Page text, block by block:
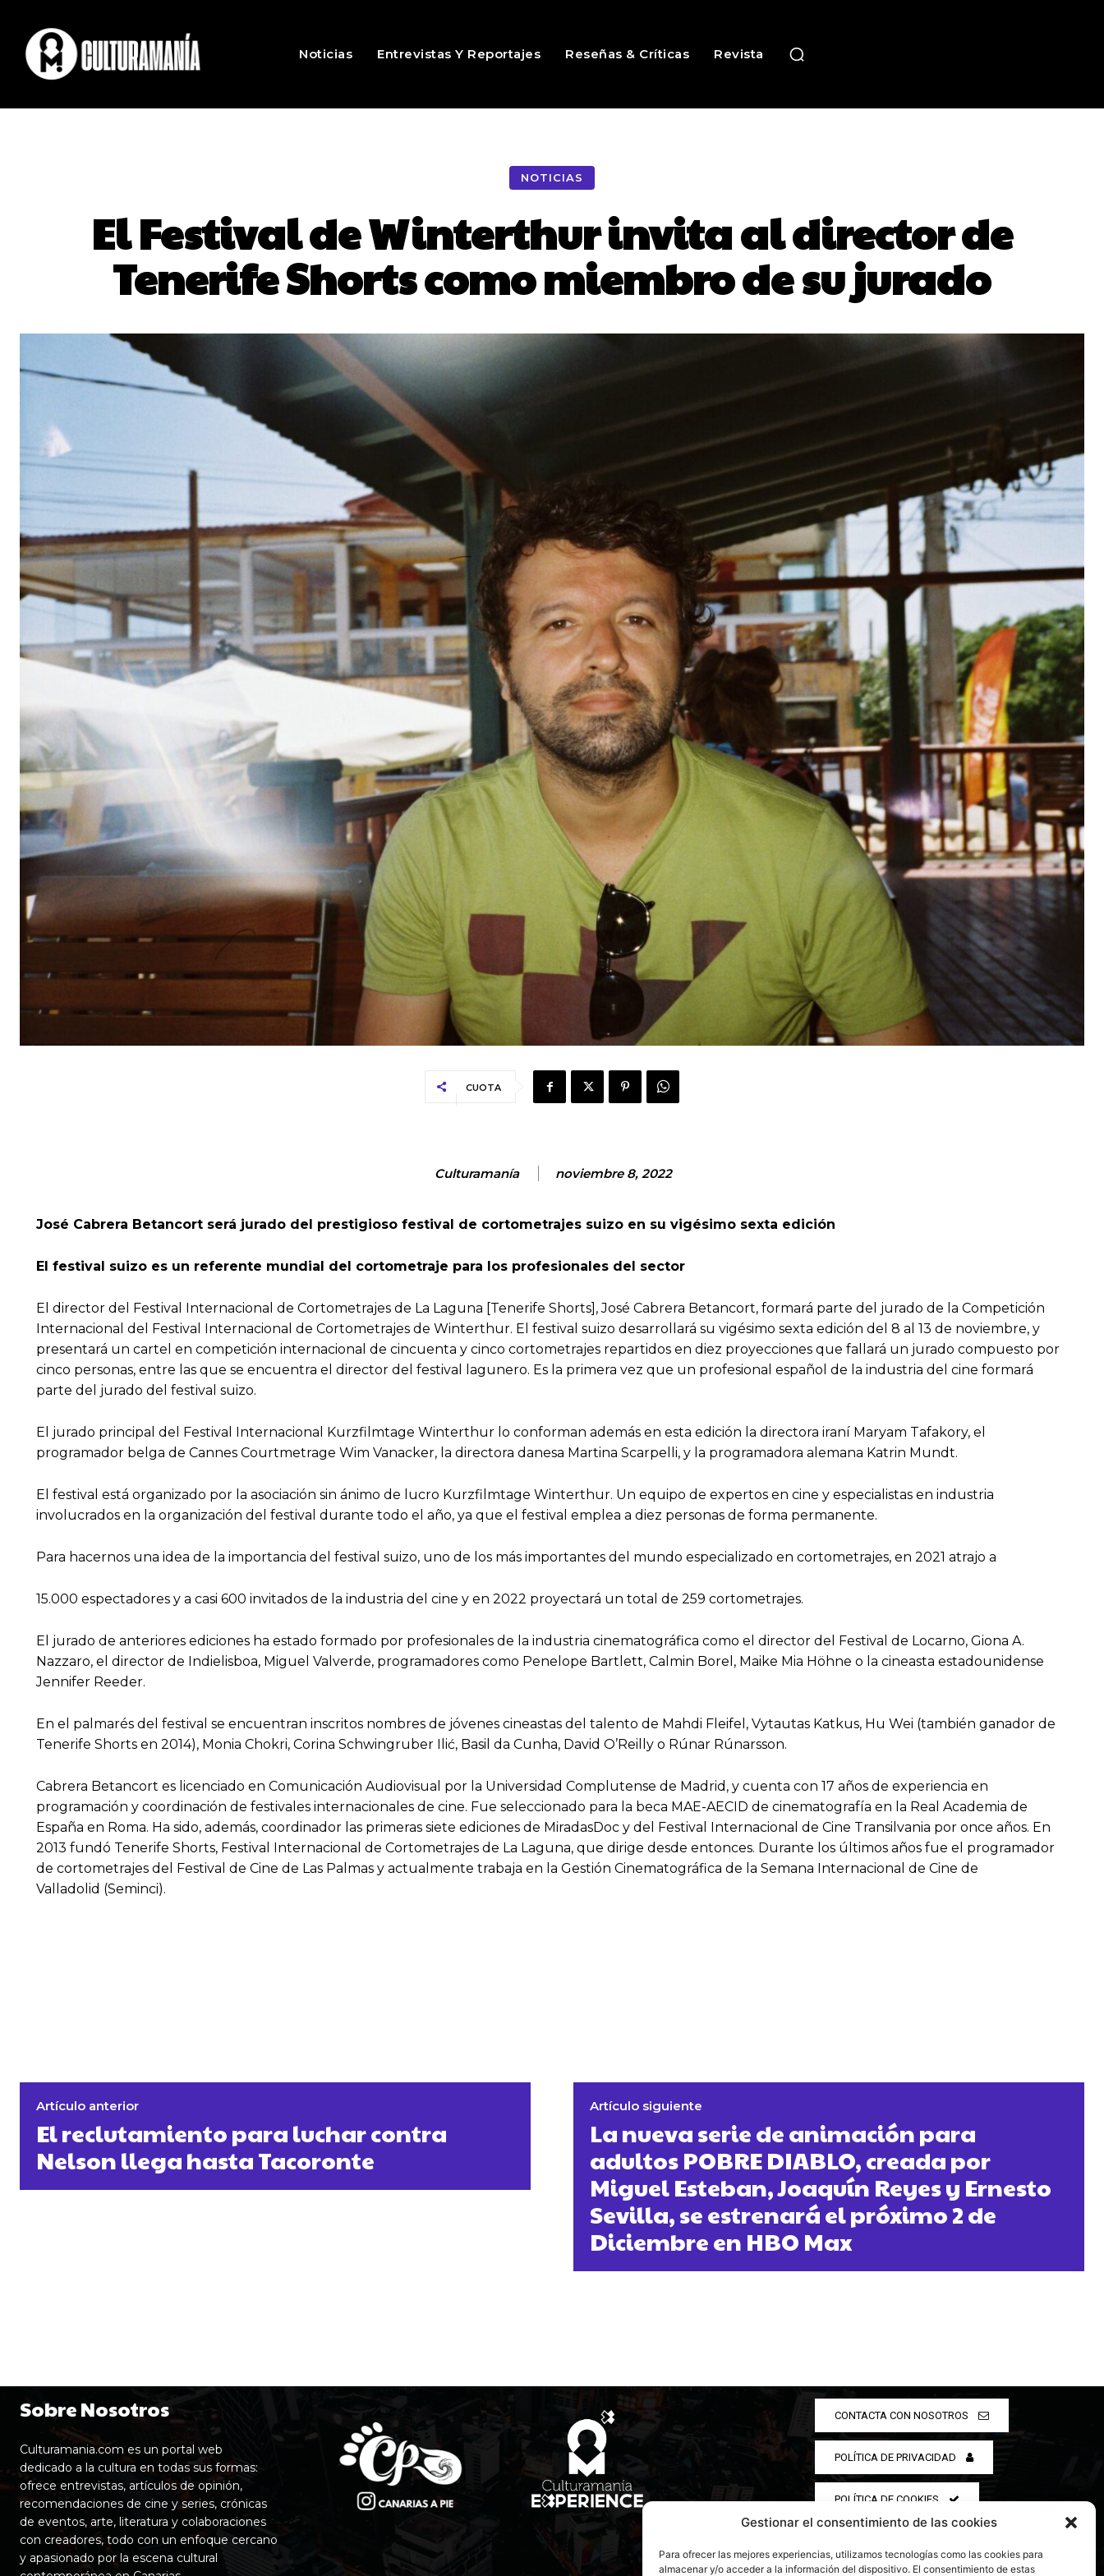
Gestionar el consentimiento de las cookies
Para ofrecer las mejores experiencias, utilizamos tecnologías como las cookies para
almacenar y/o acceder a la información del dispositivo. El consentimiento de estas
Noticias Entrevistas Y Reportajes Reseñas & Críticas Revista
NOTICIAS
El Festival de Winterthur invita al director de
Tenerife Shorts como miembro de su jurado
CUOTA
Culturamanía noviembre 8, 2022
José Cabrera Betancort será jurado del prestigioso festival de cortometrajes suizo en su vigésimo sexta edición
El festival suizo es un referente mundial del cortometraje para los profesionales del sector
El director del Festival Internacional de Cortometrajes de La Laguna [Tenerife Shorts], José Cabrera Betancort, formará parte del jurado de la Competición
Internacional del Festival Internacional de Cortometrajes de Winterthur. El festival suizo desarrollará su vigésimo sexta edición del 8 al 13 de noviembre, y
presentará un cartel en competición internacional de cincuenta y cinco cortometrajes repartidos en diez proyecciones que fallará un jurado compuesto por
cinco personas, entre las que se encuentra el director del festival lagunero. Es la primera vez que un profesional español de la industria del cine formará
parte del jurado del festival suizo.
El jurado principal del Festival Internacional Kurzfilmtage Winterthur lo conforman además en esta edición la directora iraní Maryam Tafakory, el
programador belga de Cannes Courtmetrage Wim Vanacker, la directora danesa Martina Scarpelli, y la programadora alemana Katrin Mundt.
El festival está organizado por la asociación sin ánimo de lucro Kurzfilmtage Winterthur. Un equipo de expertos en cine y especialistas en industria
involucrados en la organización del festival durante todo el año, ya que el festival emplea a diez personas de forma permanente.
Para hacernos una idea de la importancia del festival suizo, uno de los más importantes del mundo especializado en cortometrajes, en 2021 atrajo a
15.000 espectadores y a casi 600 invitados de la industria del cine y en 2022 proyectará un total de 259 cortometrajes.
El jurado de anteriores ediciones ha estado formado por profesionales de la industria cinematográfica como el director del Festival de Locarno, Giona A.
Nazzaro, el director de Indielisboa, Miguel Valverde, programadores como Penelope Bartlett, Calmin Borel, Maike Mia Höhne o la cineasta estadounidense
Jennifer Reeder.
En el palmarés del festival se encuentran inscritos nombres de jóvenes cineastas del talento de Mahdi Fleifel, Vytautas Katkus, Hu Wei (también ganador de
Tenerife Shorts en 2014), Monia Chokri, Corina Schwingruber Ilić, Basil da Cunha, David O’Reilly o Rúnar Rúnarsson.
Cabrera Betancort es licenciado en Comunicación Audiovisual por la Universidad Complutense de Madrid, y cuenta con 17 años de experiencia en
programación y coordinación de festivales internacionales de cine. Fue seleccionado para la beca MAE-AECID de cinematografía en la Real Academia de
España en Roma. Ha sido, además, coordinador las primeras siete ediciones de MiradasDoc y del Festival Internacional de Cine Transilvania por once años. En
2013 fundó Tenerife Shorts, Festival Internacional de Cortometrajes de La Laguna, que dirige desde entonces. Durante los últimos años fue el programador
de cortometrajes del Festival de Cine de Las Palmas y actualmente trabaja en la Gestión Cinematográfica de la Semana Internacional de Cine de
Valladolid (Seminci).
Artículo anterior
El reclutamiento para luchar contra
Nelson llega hasta Tacoronte
Artículo siguiente
La nueva serie de animación para
adultos POBRE DIABLO, creada por
Miguel Esteban, Joaquín Reyes y Ernesto
Sevilla, se estrenará el próximo 2 de
Diciembre en HBO Max
Sobre Nosotros
Culturamania.com es un portal web
dedicado a la cultura en todas sus formas:
ofrece entrevistas, artículos de opinión,
recomendaciones de cine y series, crónicas
de eventos, arte, literatura y colaboraciones
con creadores, todo con un enfoque cercano
y apasionado por la escena cultural
CONTACTA CON NOSOTROS
POLÍTICA DE PRIVACIDAD
POLÍTICA DE COOKIES